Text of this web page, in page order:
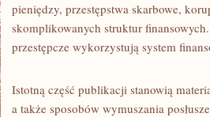
pieniędzy, przestępstwa skarbowe,
skomplikowanych struktur
przestępcze wykorzystują system
Istotną część publikacji stanowią
a także sposobów wymuszania